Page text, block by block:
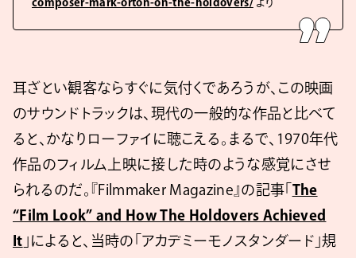
composer-mark-orton-on-the-holdovers/より
耳ざとい観客ならすぐに気付くであろうが、この映画
のサウンドトラックは、現代の一般的な作品と比べて
ると、かなりローファイに聴こえる。まるで、1970年代
作品のフィルム上映に接した時のような感覚にさせ
られるのだ。『Filmmaker Magazine』の記事「 The
“Film Look” and How The Holdovers Achieved
It 」によると、当時の「アカデミーモノスタンダード」規